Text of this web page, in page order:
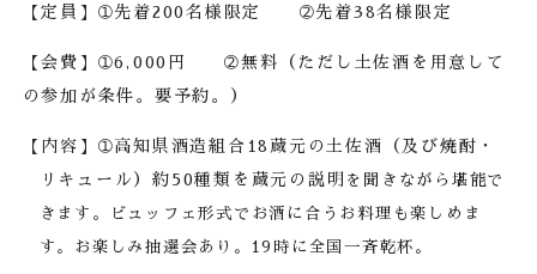
【定員】➀先着200名様限定 ➁先着 38名様限定
【会費】➀6,000 円 ➁無料（ただし土佐酒を用意して
の参加が条件。要予約。）
【内容】➀高知県酒造組合 18 蔵元の土佐酒（及び焼酎・
リキュール）約 50種類を蔵元の説明 を聞きながら堪能で
きます。ビュッフェ形式でお酒に合うお料理も楽しめ ま
す。お楽しみ抽選会あり。 19 時に全国一斉乾杯。